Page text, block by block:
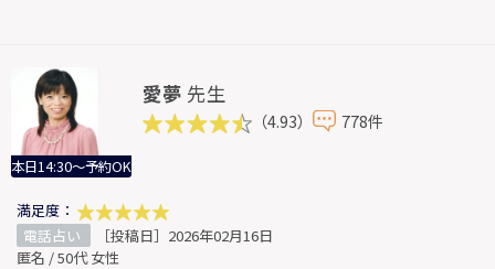
本日14:30～予約OK
愛夢 先生
（4.93） 778件
満足度：
電話占い
［投稿日］2026年02月16日
匿名 / 50代 女性